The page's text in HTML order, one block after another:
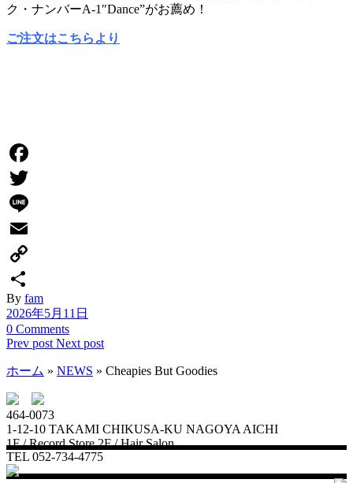
ク・ナンバーA-1″Dance”がお薦め！
ご注文はこちらより
Facebook
Twitter
Line
Email
Copy
Link
共
有
By fam
2026年5月11日
0 Comments
Prev post Next post
ホーム » NEWS » Cheapies But Goodies
464-0073
1-12-10 TAKAMI CHIKUSA-KU NAGOYA AICHI
1F / Record Store 2F / Hair Salon
TEL 052-734-4775